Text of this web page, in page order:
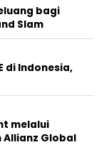
bagi
Slam
di Indonesia,
melalui
Global